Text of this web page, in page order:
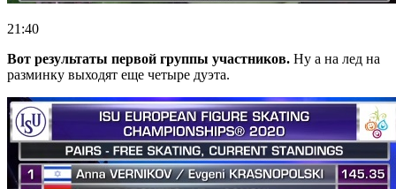
21:40
Вот результаты первой группы участников. Ну а на лед на
разминку выходят еще четыре дуэта.